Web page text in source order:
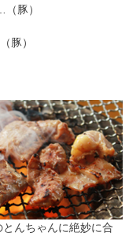
豚）
豚）
んちゃんに絶妙に合